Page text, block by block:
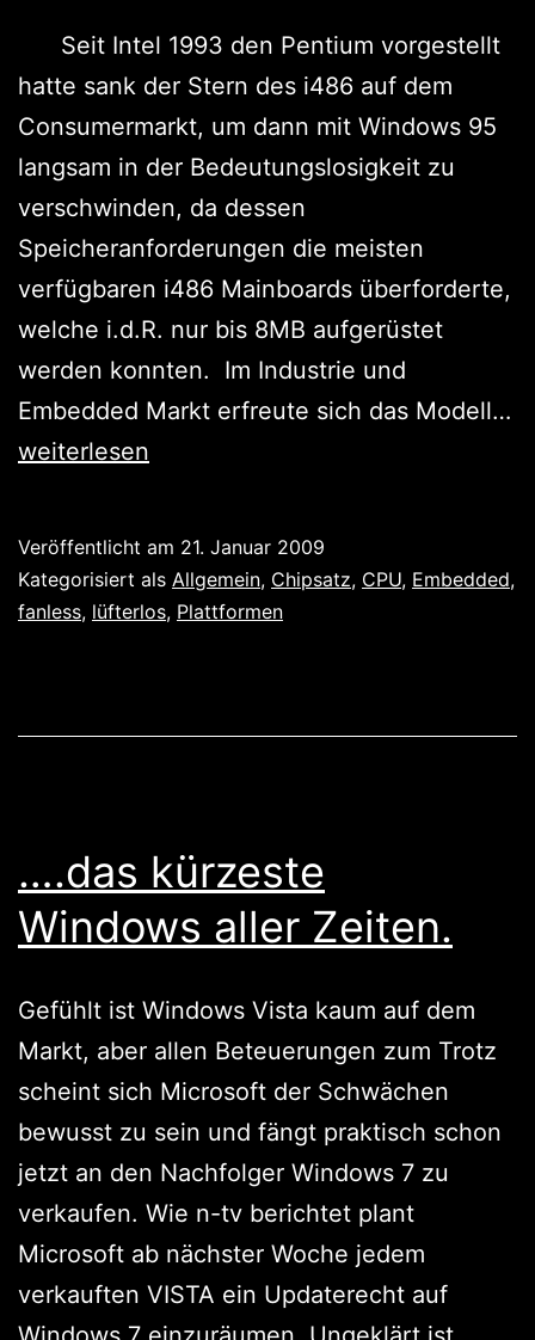
Seit Intel 1993 den Pentium vorgestellt
hatte sank der Stern des i486 auf dem
Consumermarkt, um dann mit Windows 95
langsam in der Bedeutungslosigkeit zu
verschwinden, da dessen
Speicheranforderungen die meisten
verfügbaren i486 Mainboards überforderte,
welche i.d.R. nur bis 8MB aufgerüstet
werden konnten. Im Industrie und
Embedded Markt erfreute sich das Modell…
Totgesagte
486er
zurück
weiterlesen
Veröffentlicht am 21. Januar 2009
Kategorisiert als Allgemein, Chipsatz, CPU, Embedded,
fanless, lüfterlos, Plattformen
….das kürzeste
Windows aller Zeiten.
Gefühlt ist Windows Vista kaum auf dem
Markt, aber allen Beteuerungen zum Trotz
scheint sich Microsoft der Schwächen
bewusst zu sein und fängt praktisch schon
jetzt an den Nachfolger Windows 7 zu
verkaufen. Wie n-tv berichtet plant
Microsoft ab nächster Woche jedem
verkauften VISTA ein Updaterecht auf